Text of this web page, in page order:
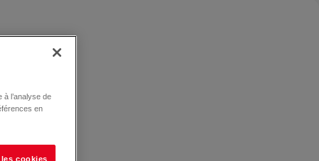
l’analyse de
en
cookies